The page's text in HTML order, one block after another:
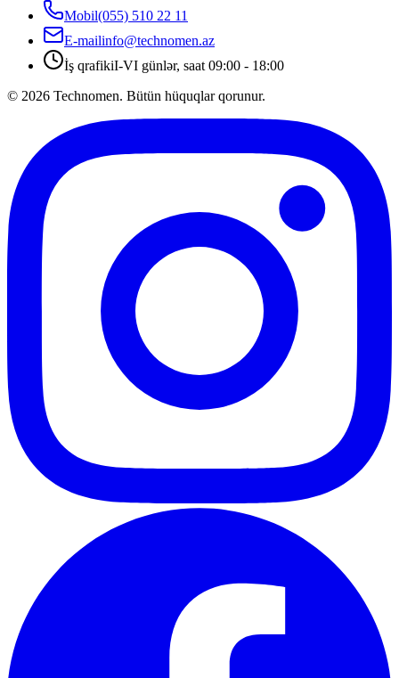
Mobil(055) 510 22 11
E-mailinfo@technomen.az
İş qrafikiI-VI günlər, saat 09:00 - 18:00
© 2026 Technomen. Bütün hüquqlar qorunur.